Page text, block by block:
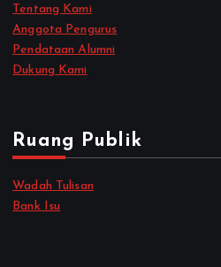
Tentang Kami
Anggota Pengurus
Pendataan Alumni
Dukung Kami
Ruang Publik
Wadah Tulisan
Bank Isu